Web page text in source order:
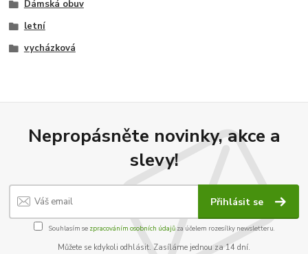
Dámská obuv
letní
vycházková
Nepropásněte novinky, akce a
slevy!
Přihlásit se
Souhlasím se zpracováním osobních údajůza účelem rozesílky newsletteru.
Můžete se kdykoli odhlásit. Zasíláme jednou za 14 dní.